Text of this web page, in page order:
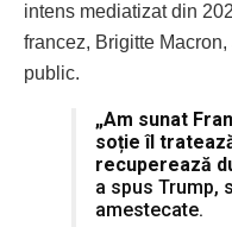
intens mediatizat din
francez, Brigitte
public.
„Am sunat
soție îl
recuperează
a spus Trump,
amestecate.